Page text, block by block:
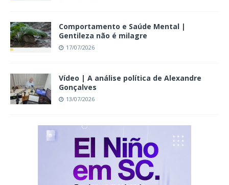
Comportamento e Saúde Mental |
Gentileza não é milagre
17/07/2026
Vídeo | A análise política de Alexandre
Gonçalves
13/07/2026